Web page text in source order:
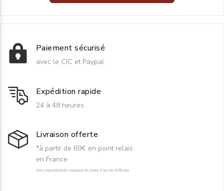
Paiement sécurisé
avec le CIC et Paypal
Expédition rapide
24 à 48 heures
Livraison offerte
*à partir de 69€ en point relais
en France
hors suppléments rouleaux et zones d'accès difficiles